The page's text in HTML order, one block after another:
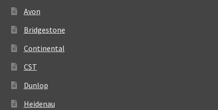
Avon
Bridgestone
Continental
CST
Dunlop
Heidenau